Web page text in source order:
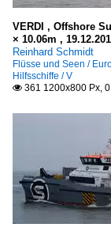
VERDI , Offshore
× 10.06m ,
Reinhard Schmidt
Flüsse und Seen /
Hilfsschiffe / V
 361 1200x800 Px,